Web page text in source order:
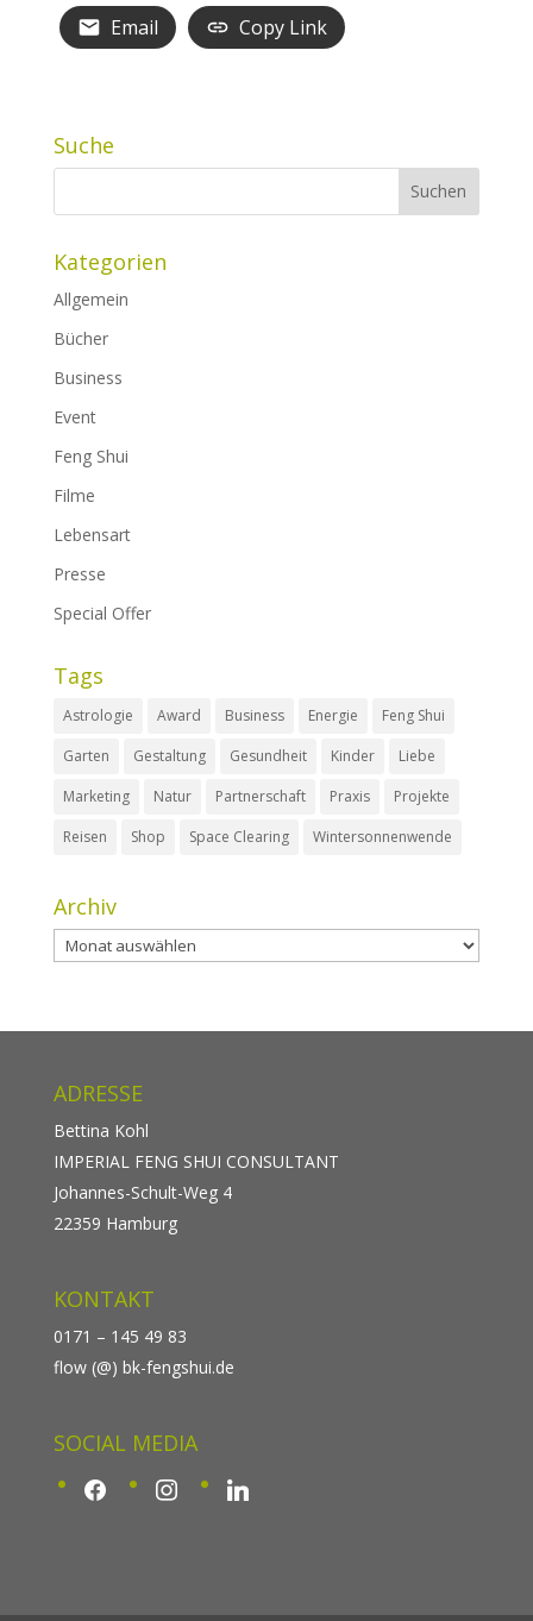
Email Copy Link
Suche
Kategorien
Allgemein
Bücher
Business
Event
Feng Shui
Filme
Lebensart
Presse
Special Offer
Tags
Astrologie Award Business Energie
Feng Shui
Garten
Gestaltung Gesundheit Kinder
Liebe
Marketing
Natur Partnerschaft Praxis
Projekte
Reisen
Shop Space Clearing Wintersonnenwende
Archiv
Archiv
ADRESSE
Bettina Kohl
IMPERIAL FENG SHUI CONSULTANT
Johannes-Schult-Weg 4
22359 Hamburg
KONTAKT
0171 – 145 49 83
flow (@) bk-fengshui.de
SOCIAL MEDIA
facebook instagram linkedin